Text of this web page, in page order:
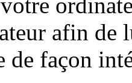
afin de
de façon